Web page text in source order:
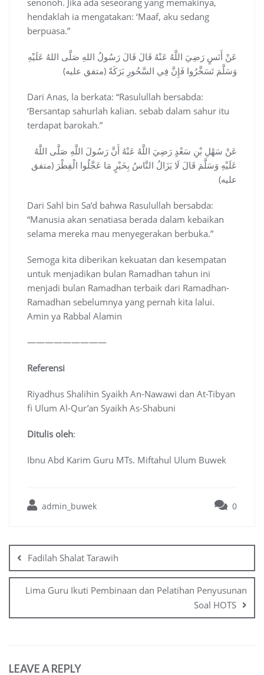
hendaklah ia mengatakan: ‘Maaf, aku sedang
berpuasa.”
عَنْ أَنَسٍ رَضِيَ اللَّهُ عَنْهُ قَالَ قَالَ رَسُولُ اللهِ صَلَّى اللهُ عَلَيْهِ
وَسَلَّمَ تَسَخَّرُوا فَإِنَّ فِي السَّحُورِ بَرَكَةً (متفق عليه)
Dari Anas, la berkata: “Rasulullah bersabda:
‘Bersantap sahurlah kalian. sebab dalam sahur itu
terdapat barokah.”
عَنْ سَهْلِ بْنِ سَعْدٍ رَضِيَ اللَّهُ عَنْهُ أَنَّ رَسُولَ اللَّهِ صَلَّى اللَّهُ
عَلَيْهِ وَسَلَّمَ قَالَ لَا يَزَالُ النَّاسُ بِخَيْرٍ مَا عَجَّلُوا الْفِطْرَ (متفق
عليه)
Dari Sahl bin Sa’d bahwa Rasulullah bersabda:
“Manusia akan senatiasa berada dalam kebaikan
selama mereka mau menyegerakan berbuka.”
Semoga kita diberikan kekuatan dan kesempatan
untuk menjadikan bulan Ramadhan tahun ini
menjadi bulan Ramadhan terbaik dari Ramadhan-
Ramadhan sebelumnya yang pernah kita lalui.
Amin ya Rabbal Alamin
—————————
Referensi
Riyadhus Shalihin Syaikh An-Nawawi dan At-Tibyan
fi Ulum Al-Qur’an Syaikh As-Shabuni
Ditulis oleh:
Ibnu Abd Karim Guru MTs. Miftahul Ulum Buwek
admin_buwek 0
navigation
Fadilah Shalat Tarawih
Lima Guru Ikuti Pembinaan dan Pelatihan Penyusunan
Soal HOTS
LEAVE A REPLY